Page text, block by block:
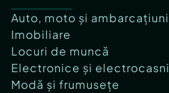
Auto, moto și ambarcațiuni
Imobiliare
Locuri de muncă
Electronice și
Modă și frumusețe